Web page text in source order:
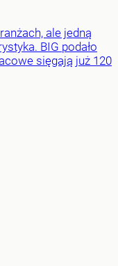
ale jedną
BIG podało
sięgają już 120